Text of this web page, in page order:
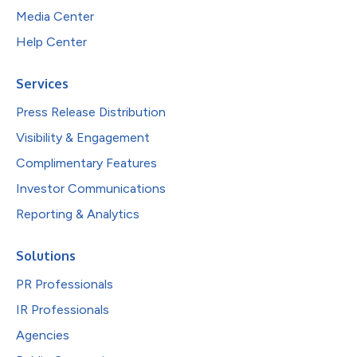
Media Center
Help Center
Services
Press Release Distribution
Visibility & Engagement
Complimentary Features
Investor Communications
Reporting & Analytics
Solutions
PR Professionals
IR Professionals
Agencies